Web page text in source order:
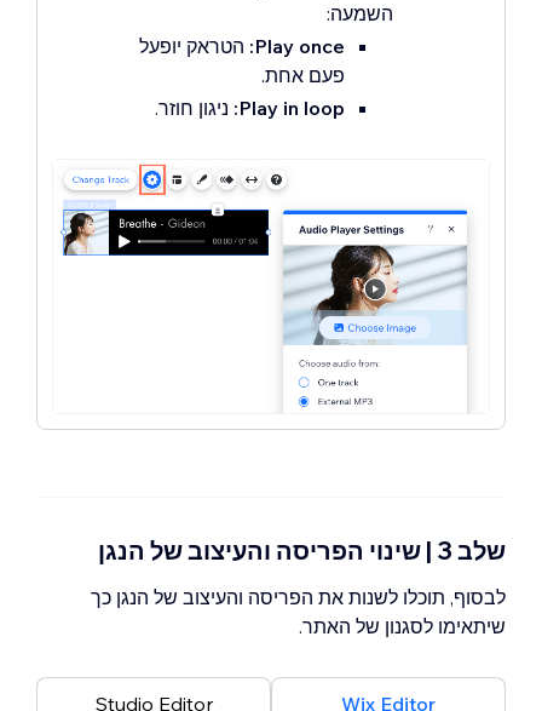
השמעה:
Play once: הטראק יופעל
פעם אחת.
Play in loop: ניגון חוזר.
שלב 3 | שינוי הפריסה והעיצוב של הנגן
לבסוף, תוכלו לשנות את הפריסה והעיצוב של הנגן כך
שיתאימו לסגנון של האתר.
Studio Editor Wix Editor